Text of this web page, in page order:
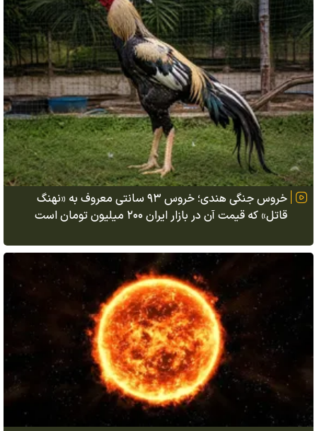
خروس جنگی هندی؛ خروس ۹۳ سانتی معروف به «نهنگ
قاتل» که قیمت آن در بازار ایران ۲۰۰ میلیون تومان است